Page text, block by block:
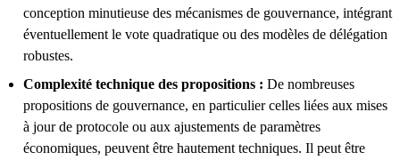
conception minutieuse des mécanismes de gouvernance, intégrant
éventuellement le vote quadratique ou des modèles de délégation
robustes.
Complexité technique des propositions : De nombreuses
propositions de gouvernance, en particulier celles liées aux mises
à jour de protocole ou aux ajustements de paramètres
économiques, peuvent être hautement techniques. Il peut être